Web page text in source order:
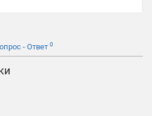
- Ответ 0